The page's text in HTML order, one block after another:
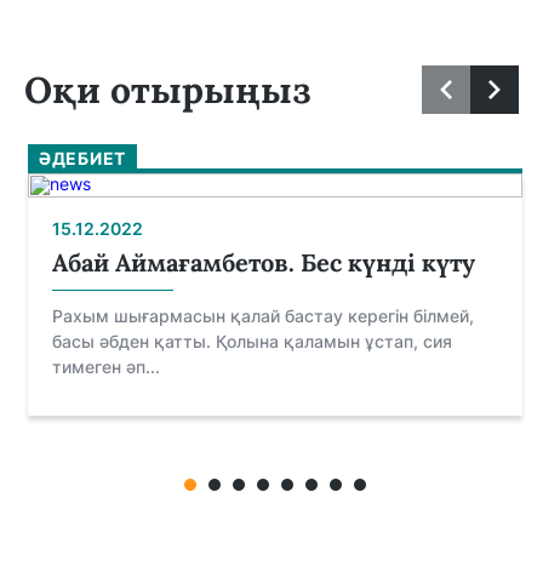
Оқи отырыңыз
ӘДЕБИЕТ
15.12.2022
Абай Аймағамбетов. Бес күнді күту
Рахым шығармасын қалай бастау керегін білмей,
басы әбден қатты. Қолына қаламын ұстап, сия
тимеген әп...